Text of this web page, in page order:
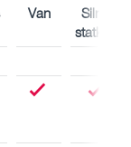
Van
Silniki
statków